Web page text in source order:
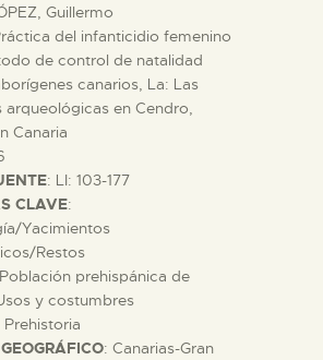
Guillermo
del infanticidio femenino
de control de natalidad
canarios, La: Las
arqueológicas en Cendro,
Canaria
: LI: 103-177
CLAVE:
Yacimientos
Restos
prehispánica de
y costumbres
Prehistoria
: Canarias-Gran